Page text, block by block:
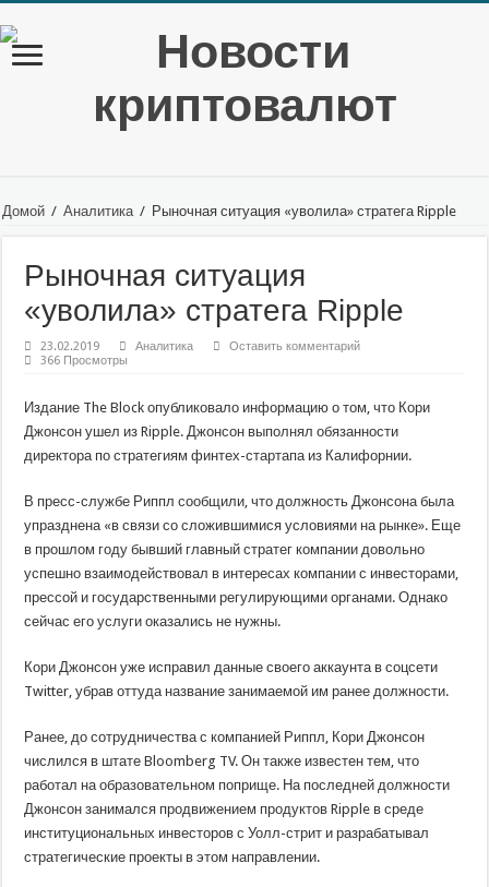
Домой / Аналитика / Рыночная ситуация «уволила» стратега Ripple
Рыночная ситуация
«уволила» стратега Ripple
23.02.2019 Аналитика
Оставить комментарий
366 Просмотры
Издание The Block опубликовало информацию о том, что Кори
Джонсон ушел из Ripple. Джонсон выполнял обязанности
директора по стратегиям финтех-стартапа из Калифорнии.
В пресс-службе Риппл сообщили, что должность Джонсона была
упразднена «в связи со сложившимися условиями на рынке». Еще
в прошлом году бывший главный стратег компании довольно
успешно взаимодействовал в интересах компании с инвесторами,
прессой и государственными регулирующими органами. Однако
сейчас его услуги оказались не нужны.
Кори Джонсон уже исправил данные своего аккаунта в соцсети
Twitter, убрав оттуда название занимаемой им ранее должности.
Ранее, до сотрудничества с компанией Риппл, Кори Джонсон
числился в штате Bloomberg TV. Он также известен тем, что
работал на образовательном поприще. На последней должности
Джонсон занимался продвижением продуктов Ripple в среде
институциональных инвесторов с Уолл-стрит и разрабатывал
стратегические проекты в этом направлении.